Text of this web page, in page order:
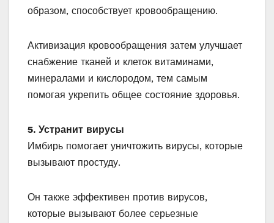
образом, способствует кровообращению.
Активизация кровообращения затем улучшает
снабжение тканей и клеток витаминами,
минералами и кислородом, тем самым
помогая укрепить общее состояние здоровья.
5. Устранит вирусы
Имбирь помогает уничтожить вирусы, которые
вызывают простуду.
Он также эффективен против вирусов,
которые вызывают более серьезные